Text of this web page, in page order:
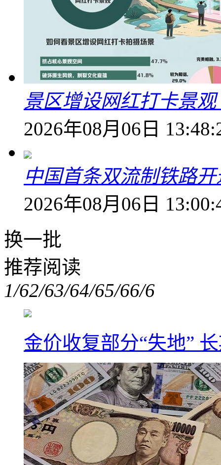
景区增设网红打卡景
2026年08月06日
中国首条双流制铁路
2026年08月06日
换一批
推荐阅读
1/62/63/64/65/66/6
金价收复部分“失地”